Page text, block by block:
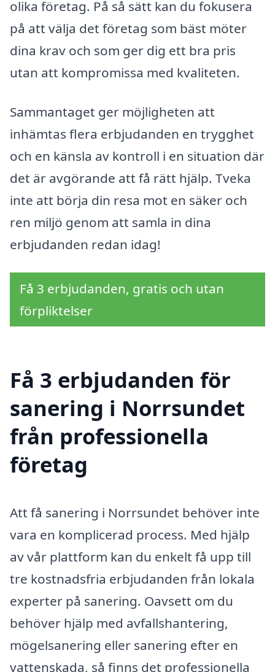
olika företag. På så sätt kan du fokusera
på att välja det företag som bäst möter
dina krav och som ger dig ett bra pris
utan att kompromissa med kvaliteten.
Sammantaget ger möjligheten att
inhämtas flera erbjudanden en trygghet
och en känsla av kontroll i en situation där
det är avgörande att få rätt hjälp. Tveka
inte att börja din resa mot en säker och
ren miljö genom att samla in dina
erbjudanden redan idag!
Få 3 erbjudanden, gratis och utan
förpliktelser
Få 3 erbjudanden för
sanering i Norrsundet
från professionella
företag
Att få sanering i Norrsundet behöver inte
vara en komplicerad process. Med hjälp
av vår plattform kan du enkelt få upp till
tre kostnadsfria erbjudanden från lokala
experter på sanering. Oavsett om du
behöver hjälp med avfallshantering,
mögelsanering eller sanering efter en
vattenskada, så finns det professionella